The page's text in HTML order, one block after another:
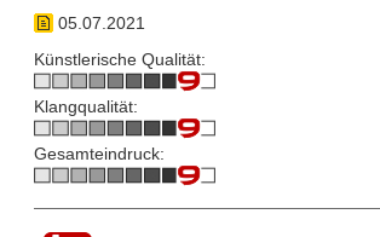
05.07.2021
Künstlerische Qualität:
Klangqualität:
Gesamteindruck: